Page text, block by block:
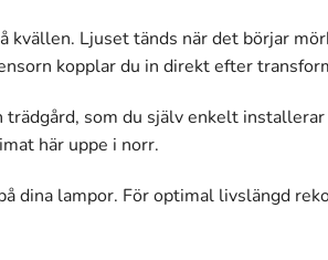
Ljuset tänds när det börjar
kopplar du in direkt efter
som du själv enkelt installerar
här uppe i norr.
dina lampor. För optimal livslängd